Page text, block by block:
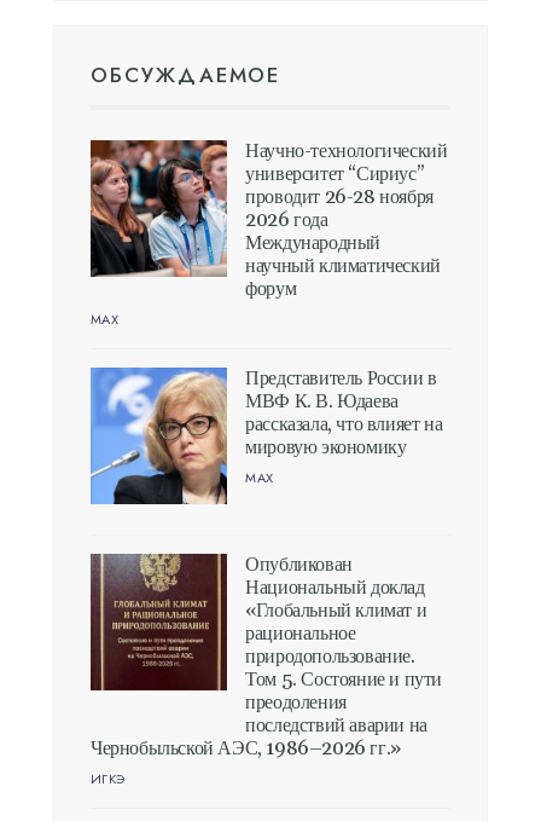
ОБСУЖДАЕМОЕ
Научно-технологический
университет “Сириус”
проводит 26-28 ноября
2026 года
Международный
научный климатический
форум
MAX
Представитель России в
МВФ К. В. Юдаева
рассказала, что влияет на
мировую экономику
MAX
Опубликован
Национальный доклад
«Глобальный климат и
рациональное
природопользование.
Том 5. Состояние и пути
преодоления
последствий аварии на
Чернобыльской АЭС, 1986–2026 гг.»
ИГКЭ